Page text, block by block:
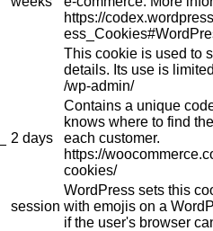
https://
This cookie is used to
details. Its use is
/wp-admin/
2 days
Contains a unique
knows where to find
each customer.
https://
cookies/
session
WordPress sets this
with emojis on a
if the user's browser